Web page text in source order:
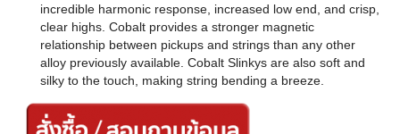
incredible harmonic response, increased low end, and crisp,
clear highs. Cobalt provides a stronger magnetic
relationship between pickups and strings than any other
alloy previously available. Cobalt Slinkys are also soft and
silky to the touch, making string bending a breeze.